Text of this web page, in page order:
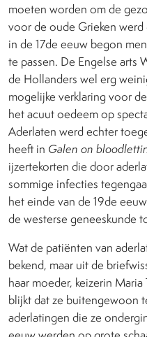
moeten worden om de
voor de oude Grieken werd
in de 17de eeuw begon
te passen. De Engelse arts
de Hollanders wel erg
mogelijke verklaring voor
het acuut oedeem op
Aderlaten werd echter
heeft in Galen on
ijzertekorten die door
sommige infecties
het einde van de 19de
de westerse geneeskunde
Wat de patiënten van
bekend, maar uit de
haar moeder, keizerin
blijkt dat ze buitengewoon
aderlatingen die ze